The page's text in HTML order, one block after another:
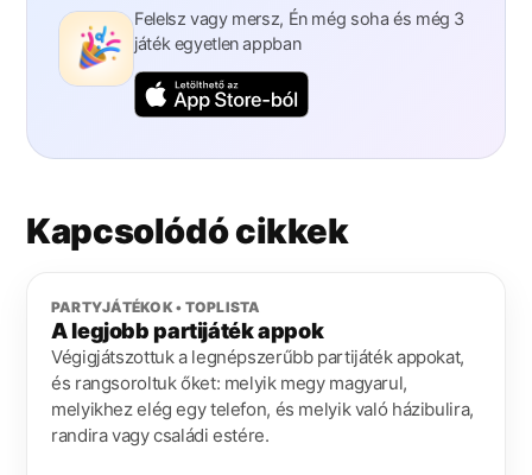
Felelsz vagy mersz, Én még soha és még 3
játék egyetlen appban
Kapcsolódó cikkek
PARTYJÁTÉKOK • TOPLISTA
A legjobb partijáték appok
Végigjátszottuk a legnépszerűbb partijáték appokat,
és rangsoroltuk őket: melyik megy magyarul,
melyikhez elég egy telefon, és melyik való házibulira,
randira vagy családi estére.